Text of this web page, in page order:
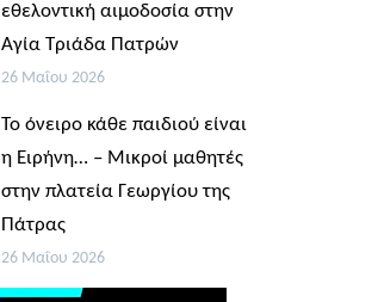
εθελοντική αιμοδοσία στην
Αγία Τριάδα Πατρών
26 Μαΐου 2026
Το όνειρο κάθε παιδιού είναι
η Ειρήνη… – Μικροί μαθητές
στην πλατεία Γεωργίου της
Πάτρας
26 Μαΐου 2026